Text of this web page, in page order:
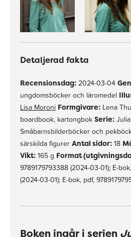
Detaljerad fakta
Recensionsdag: 2024-03-04
ungdomsböcker och läromedel
Lisa Moroni Formgivare: Lena
boardbook, kartongbok Serie: Julia
Småbarnsbilderböcker och
särskilda figurer Antal sidor: 18
Vikt: 165 g Format
9789179793388 (2024-03-01); E-
(2024-03-01); E-bok, pdf,
Boken ingår i serien